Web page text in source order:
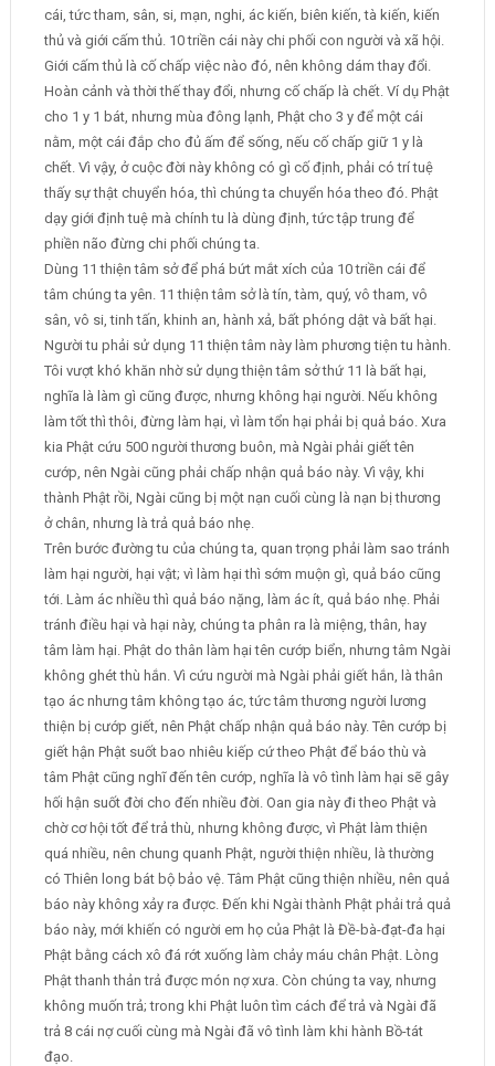
cái, tức tham, sân, si, mạn, nghi, ác kiến, biên kiến, tà kiến, kiến
thủ và giới cấm thủ. 10 triền cái này chi phối con người và xã hội.
Giới cấm thủ là cố chấp việc nào đó, nên không dám thay đổi.
Hoàn cảnh và thời thế thay đổi, nhưng cố chấp là chết. Ví dụ Phật
cho 1 y 1 bát, nhưng mùa đông lạnh, Phật cho 3 y để một cái
nằm, một cái đắp cho đủ ấm để sống, nếu cố chấp giữ 1 y là
chết. Vì vậy, ở cuộc đời này không có gì cố định, phải có trí tuệ
thấy sự thật chuyển hóa, thì chúng ta chuyển hóa theo đó. Phật
dạy giới định tuệ mà chính tu là dùng định, tức tập trung để
phiền não đừng chi phối chúng ta.
Dùng 11 thiện tâm sở để phá bứt mắt xích của 10 triền cái để
tâm chúng ta yên. 11 thiện tâm sở là tín, tàm, quý, vô tham, vô
sân, vô si, tinh tấn, khinh an, hành xả, bất phóng dật và bất hại.
Người tu phải sử dụng 11 thiện tâm này làm phương tiện tu hành.
Tôi vượt khó khăn nhờ sử dụng thiện tâm sở thứ 11 là bất hại,
nghĩa là làm gì cũng được, nhưng không hại người. Nếu không
làm tốt thì thôi, đừng làm hại, vì làm tổn hại phải bị quả báo. Xưa
kia Phật cứu 500 người thương buôn, mà Ngài phải giết tên
cướp, nên Ngài cũng phải chấp nhận quả báo này. Vì vậy, khi
thành Phật rồi, Ngài cũng bị một nạn cuối cùng là nạn bị thương
ở chân, nhưng là trả quả báo nhẹ.
Trên bước đường tu của chúng ta, quan trọng phải làm sao tránh
làm hại người, hại vật; vì làm hại thì sớm muộn gì, quả báo cũng
tới. Làm ác nhiều thì quả báo nặng, làm ác ít, quả báo nhẹ. Phải
tránh điều hại và hại này, chúng ta phân ra là miệng, thân, hay
tâm làm hại. Phật do thân làm hại tên cướp biển, nhưng tâm Ngài
không ghét thù hắn. Vì cứu người mà Ngài phải giết hắn, là thân
tạo ác nhưng tâm không tạo ác, tức tâm thương người lương
thiện bị cướp giết, nên Phật chấp nhận quả báo này. Tên cướp bị
giết hận Phật suốt bao nhiêu kiếp cứ theo Phật để báo thù và
tâm Phật cũng nghĩ đến tên cướp, nghĩa là vô tình làm hại sẽ gây
hối hận suốt đời cho đến nhiều đời. Oan gia này đi theo Phật và
chờ cơ hội tốt để trả thù, nhưng không được, vì Phật làm thiện
quá nhiều, nên chung quanh Phật, người thiện nhiều, là thường
có Thiên long bát bộ bảo vệ. Tâm Phật cũng thiện nhiều, nên quả
báo này không xảy ra được. Đến khi Ngài thành Phật phải trả quả
báo này, mới khiến có người em họ của Phật là Đề-bà-đạt-đa hại
Phật bằng cách xô đá rớt xuống làm chảy máu chân Phật. Lòng
Phật thanh thản trả được món nợ xưa. Còn chúng ta vay, nhưng
không muốn trả; trong khi Phật luôn tìm cách để trả và Ngài đã
trả 8 cái nợ cuối cùng mà Ngài đã vô tình làm khi hành Bồ-tát
đạo.